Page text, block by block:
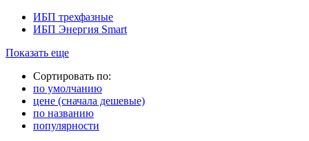
ИБП трехфазные
ИБП Энергия Smart
Показать еще
Сортировать по:
по умолчанию
цене (сначала дешевые)
по названию
популярности